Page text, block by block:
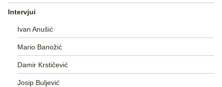
Intervjui
Ivan Anušić
Mario Banožić
Damir Krstičević
Josip Buljević